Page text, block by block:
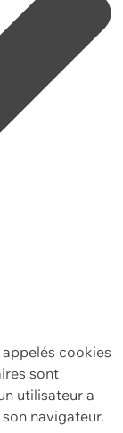
cookies
sont
utilisateur a
navigateur.